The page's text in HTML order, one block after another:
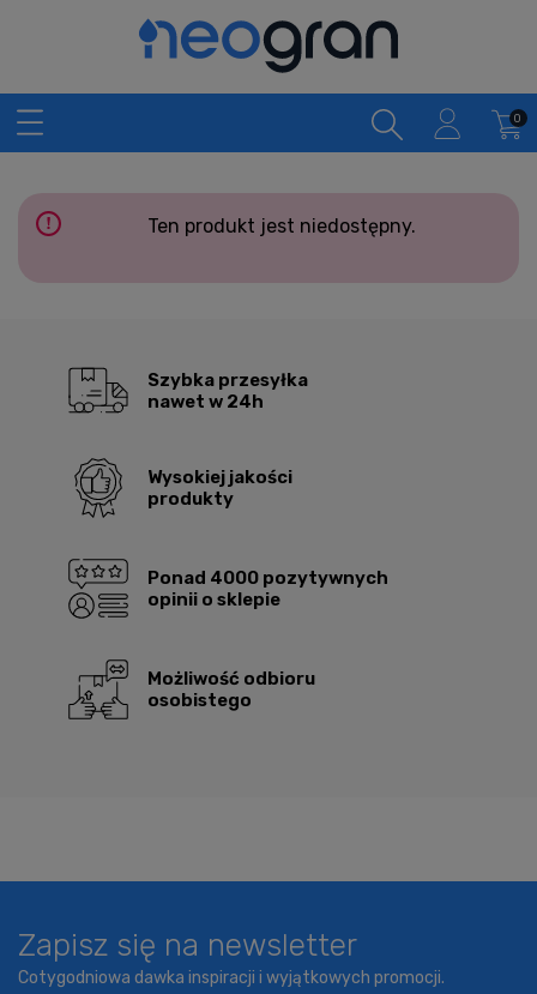
Ten produkt jest niedostępny.
Szybka przesyłka
nawet w 24h
Wysokiej jakości
produkty
Ponad 4000 pozytywnych
opinii o sklepie
Możliwość odbioru
osobistego
Zapisz się na newsletter
Cotygodniowa dawka inspiracji i wyjątkowych promocji.